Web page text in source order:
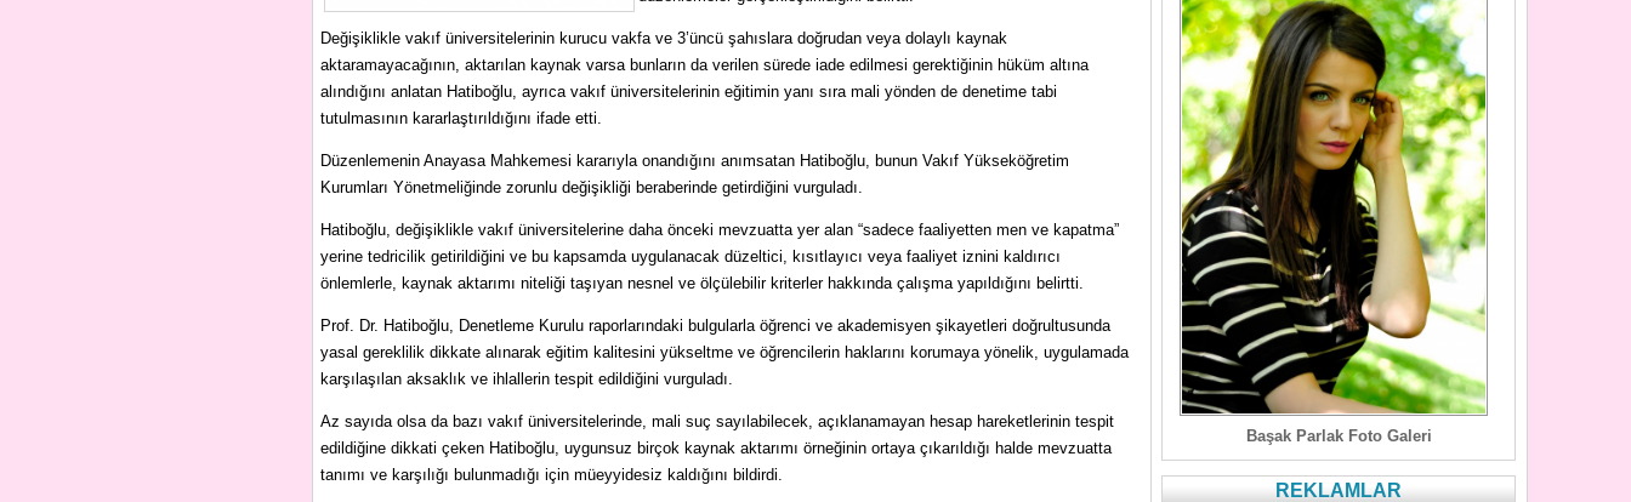
Değişiklikle vakıf üniversitelerinin kurucu vakfa ve 3’üncü şahıslara doğrudan veya dolaylı kaynak
aktaramayacağının, aktarılan kaynak varsa bunların da verilen sürede iade edilmesi gerektiğinin hüküm altına
alındığını anlatan Hatiboğlu, ayrıca vakıf üniversitelerinin eğitimin yanı sıra mali yönden de denetime tabi
tutulmasının kararlaştırıldığını ifade etti.
Düzenlemenin Anayasa Mahkemesi kararıyla onandığını anımsatan Hatiboğlu, bunun Vakıf Yükseköğretim
Kurumları Yönetmeliğinde zorunlu değişikliği beraberinde getirdiğini vurguladı.
Hatiboğlu, değişiklikle vakıf üniversitelerine daha önceki mevzuatta yer alan “sadece faaliyetten men ve kapatma”
yerine tedricilik getirildiğini ve bu kapsamda uygulanacak düzeltici, kısıtlayıcı veya faaliyet iznini kaldırıcı
önlemlerle, kaynak aktarımı niteliği taşıyan nesnel ve ölçülebilir kriterler hakkında çalışma yapıldığını belirtti.
Prof. Dr. Hatiboğlu, Denetleme Kurulu raporlarındaki bulgularla öğrenci ve akademisyen şikayetleri doğrultusunda
yasal gereklilik dikkate alınarak eğitim kalitesini yükseltme ve öğrencilerin haklarını korumaya yönelik, uygulamada
karşılaşılan aksaklık ve ihlallerin tespit edildiğini vurguladı.
Az sayıda olsa da bazı vakıf üniversitelerinde, mali suç sayılabilecek, açıklanamayan hesap hareketlerinin tespit
edildiğine dikkati çeken Hatiboğlu, uygunsuz birçok kaynak aktarımı örneğinin ortaya çıkarıldığı halde mevzuatta
tanımı ve karşılığı bulunmadığı için müeyyidesiz kaldığını bildirdi.
Başak Parlak Foto Galeri
REKLAMLAR